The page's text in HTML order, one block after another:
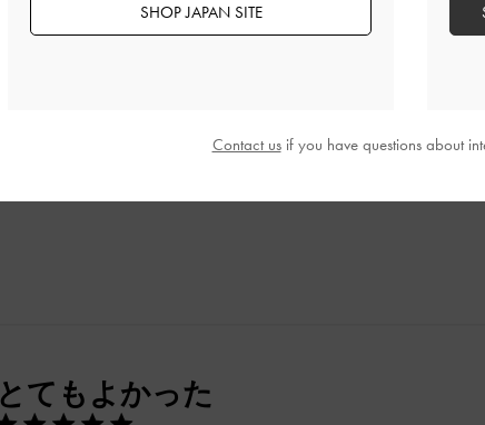
完全に平成
品質
とてもよかった
SHOP JAPAN SITE
Contact usif you have questions about